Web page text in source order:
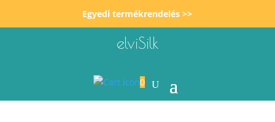
Egyedi termékrendelés >>
elviSilk
0